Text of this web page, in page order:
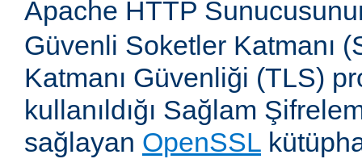
Apache HTTP
Güvenli Soketler Katmanı
Katmanı Güvenliği (TLS)
kullanıldığı Sağlam
sağlayan OpenSSL